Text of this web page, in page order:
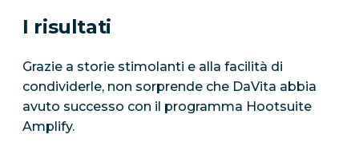
I risultati
Grazie a storie stimolanti e alla facilità di
condividerle, non sorprende che DaVita abbia
avuto successo con il programma Hootsuite
Amplify.